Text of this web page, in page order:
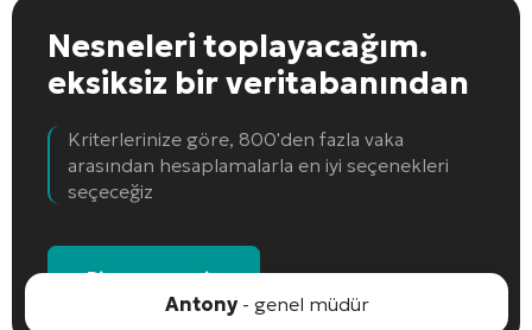
Nesneleri toplayacağım.
eksiksiz bir veritabanından
Kriterlerinize göre, 800'den fazla vaka
arasından hesaplamalarla en iyi seçenekleri
seçeceğiz
Bir nesne seçin
Antony- genel müdür